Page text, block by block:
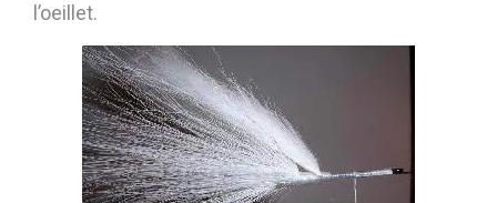
l’oeillet.